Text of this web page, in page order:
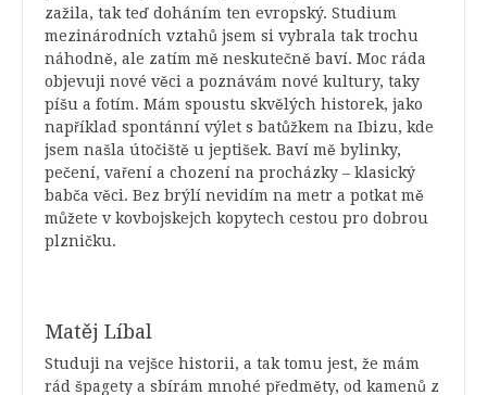
zažila, tak teď doháním ten evropský. Studium
mezinárodních vztahů jsem si vybrala tak trochu
náhodně, ale zatím mě neskutečně baví. Moc ráda
objevuji nové věci a poznávám nové kultury, taky
píšu a fotím. Mám spoustu skvělých historek, jako
například spontánní výlet s batůžkem na Ibizu, kde
jsem našla útočiště u jeptišek. Baví mě bylinky,
pečení, vaření a chození na procházky – klasický
babča věci. Bez brýlí nevidím na metr a potkat mě
můžete v kovbojskejch kopytech cestou pro dobrou
plzničku.
Matěj Líbal
Studuji na vejšce historii, a tak tomu jest, že mám
rád špagety a sbírám mnohé předměty, od kamenů z